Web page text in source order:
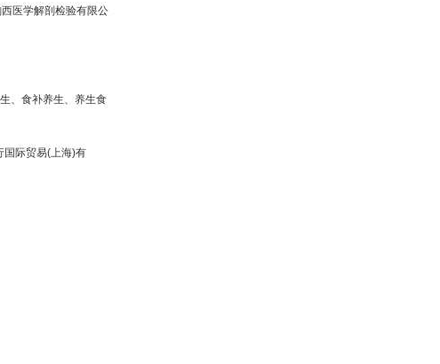
医学解剖检验有限公
、食补养生、养生食
国际贸易(上海)有